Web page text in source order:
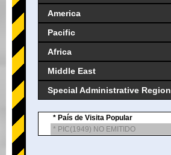
America
Pacific
Africa
Middle East
Special Administrative Region
* País de Visita Popular
* PIC(1949) NO EMITIDO